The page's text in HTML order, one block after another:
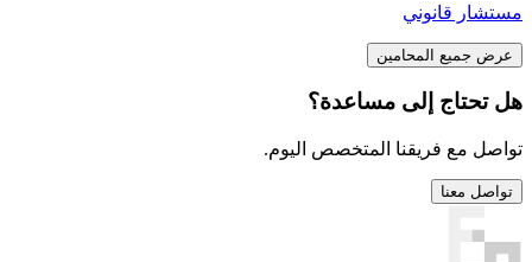
مستشار قانوني
عرض جميع المحامين
هل تحتاج إلى مساعدة؟
تواصل مع فريقنا المتخصص اليوم.
تواصل معنا